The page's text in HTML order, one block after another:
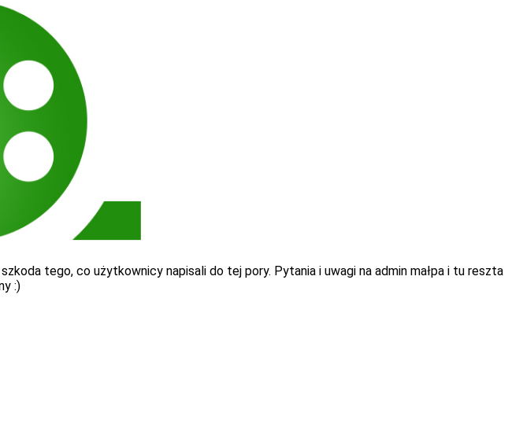
tego, co użytkownicy napisali do tej pory. Pytania i uwagi na admin małpa i tu reszta
:)